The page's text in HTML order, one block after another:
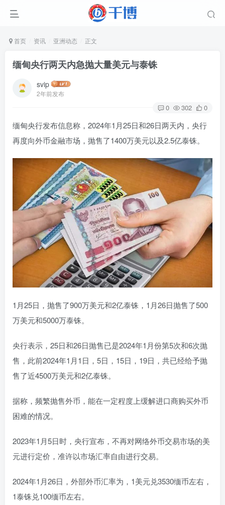
首页 资讯 亚洲动态 正文
缅甸央行两天内急抛大量美元与泰铢
svip
2年前发布
0 302 0
缅甸央行发布信息称，2024年1月25日和26日两天内，央行
再度向外币金融市场，抛售了1400万美元以及2.5亿泰铢。
1月25日，抛售了900万美元和2亿泰铢，1月26日抛售了500
万美元和5000万泰铢。
央行表示，25日和26日抛售已是2024年1月份第5次和6次抛
售，此前2024年1月1日，5日，15日，19日，共已经给予抛
售了近4500万美元和2亿泰铢。
据称，频繁抛售外币，能在一定程度上缓解进口商购买外币
困难的情况。
2023年1月5日时，央行宣布，不再对网络外币交易市场的美
元进行定价，准许以市场汇率自由进行交易。
2024年1月26日，外部外币汇率为，1美元兑3530缅币左右，
1泰铢兑100缅币左右。